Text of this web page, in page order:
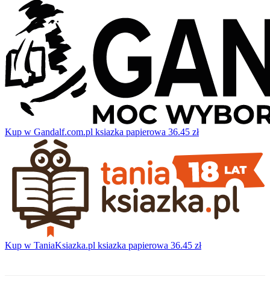
Kup w Gandalf.com.pl ksiazka papierowa 36.45 zł
Kup w TaniaKsiazka.pl ksiazka papierowa 36.45 zł